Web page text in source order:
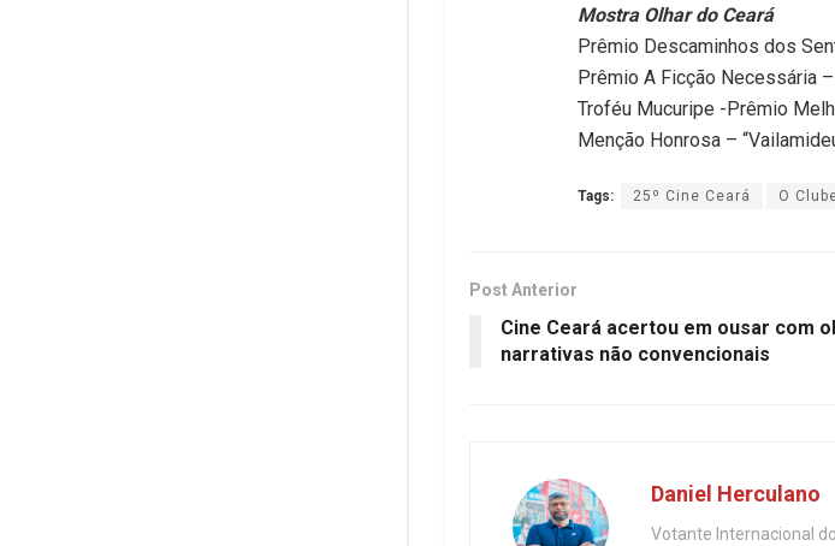
Mostra Olhar do Ceará
Prêmio Descaminhos dos
Prêmio A Ficção Necessária
Troféu Mucuripe -Prêmio
Menção Honrosa –
Tags: 25º Cine Ceará O
Post Anterior
Cine Ceará acertou em ousar com
narrativas não convencionais
Daniel Herculano
Votante Internacional